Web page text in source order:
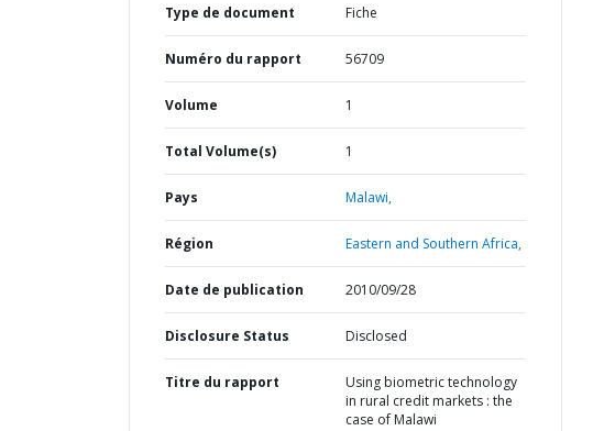
Type de document Fiche
Numéro du rapport 56709
Volume 1
Total Volume(s) 1
Pays Malawi,
Région Eastern and Southern Africa,
Date de publication 2010/09/28
Disclosure Status Disclosed
Titre du rapport
Using biometric technology
in rural credit markets : the
case of Malawi